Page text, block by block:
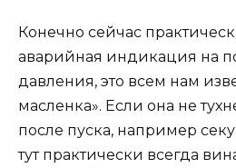
Конечно сейчас
аварийная индикация на
давления, это всем нам
масленка». Если она не
после пуска, например
тут практически всегда